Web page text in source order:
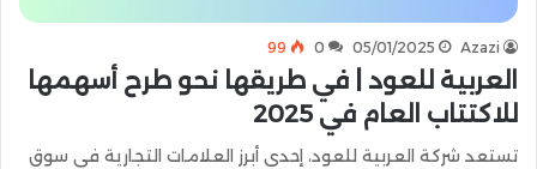
Azazi
05/01/2025
0
99
العربية للعود | في طريقها نحو طرح أسهمها
للاكتتاب العام في 2025
تستعد شركة العربية للعود، إحدى أبرز العلامات التجارية في سوق